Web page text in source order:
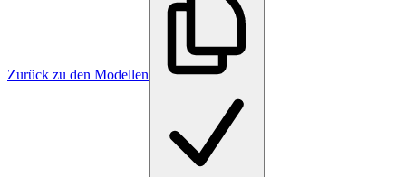
Zurück zu den Modellen